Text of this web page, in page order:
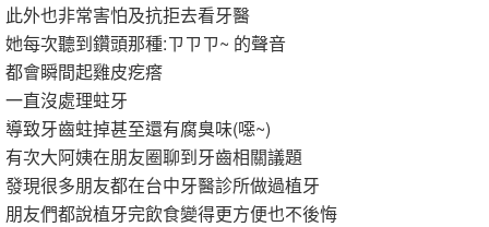
此外也非常害怕及抗拒去看牙醫
她每次聽到鑽頭那種:ㄗㄗㄗ~ 的聲音
都會瞬間起雞皮疙瘩
一直沒處理蛀牙
導致牙齒蛀掉甚至還有腐臭味(噁~)
有次大阿姨在朋友圈聊到牙齒相關議題
發現很多朋友都在台中牙醫診所做過植牙
朋友們都說植牙完飲食變得更方便也不後悔